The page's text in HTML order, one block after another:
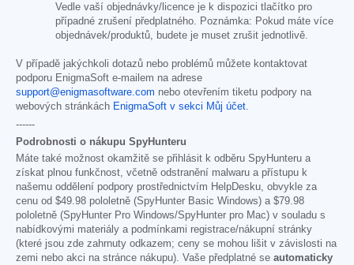
Vedle vaší objednávky/licence je k dispozici tlačítko pro
případné zrušení předplatného. Poznámka: Pokud máte více
objednávek/produktů, budete je muset zrušit jednotlivě.
V případě jakýchkoli dotazů nebo problémů můžete kontaktovat
podporu EnigmaSoft e-mailem na adrese
support@enigmasoftware.com nebo otevřením tiketu podpory na
webových stránkách EnigmaSoft v sekci Můj účet
------
Podrobnosti o nákupu SpyHunteru
Máte také možnost okamžitě se přihlásit k odběru SpyHunteru a
získat plnou funkčnost, včetně odstranění malwaru a přístupu k
našemu oddělení podpory prostřednictvím HelpDesku, obvykle za
cenu od $49.98 pololetně (SpyHunter Basic Windows) a $79.98
pololetně (SpyHunter Pro Windows/SpyHunter pro Mac) v souladu s
nabídkovými materiály a podmínkami registrace/nákupní stránky
(které jsou zde zahrnuty odkazem; ceny se mohou lišit v závislosti na
zemi nebo akci na stránce nákupu). Vaše předplatné se automaticky